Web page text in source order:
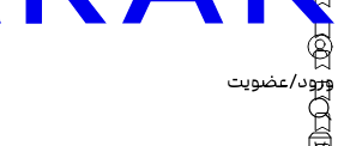
ورود/عضویت